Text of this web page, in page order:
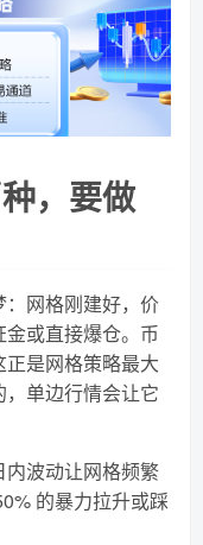
，要做
网格刚建好，价
或直接爆仓。币
是网格策略最大
单边行情会让它
波动让网格频繁
的暴力拉升或踩